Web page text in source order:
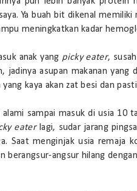
Ya buah bit dikenal
meningkatkan kadar
anak yang picky eater,
jadinya asupan makanan
kaya akan zat besi dan
alami sampai masuk di usia 10
eaterlagi, sudar jarang
Saat menginjak usia remaja
berangsur-angsur hilang